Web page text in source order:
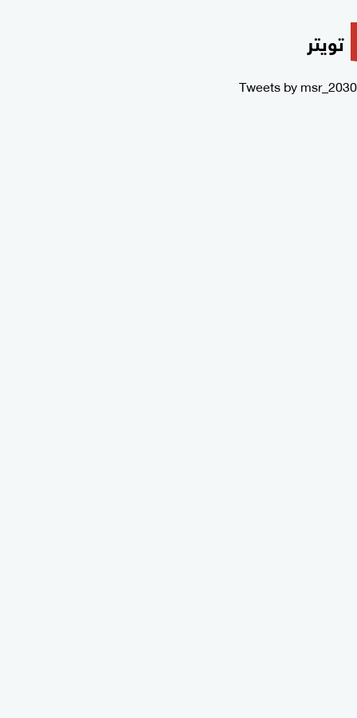
تويتر
Tweets by msr_2030